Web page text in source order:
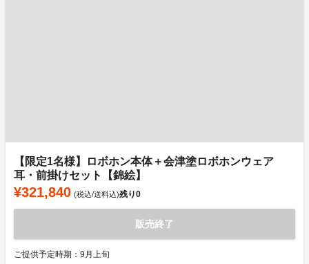
【限定1名様】ロボホン本体＋会津塗ロボホンウェア
耳・前掛けセット【錦絵】
¥321,840 (税込/送料込)残り0
販売終了
ご提供予定時期：9月上旬